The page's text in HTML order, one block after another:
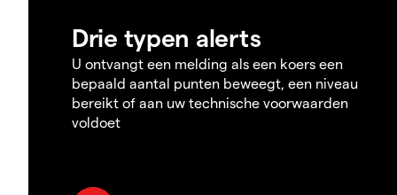
Drie typen alerts
U ontvangt een melding als een koers een
bepaald aantal punten beweegt, een niveau
bereikt of aan uw technische voorwaarden
voldoet